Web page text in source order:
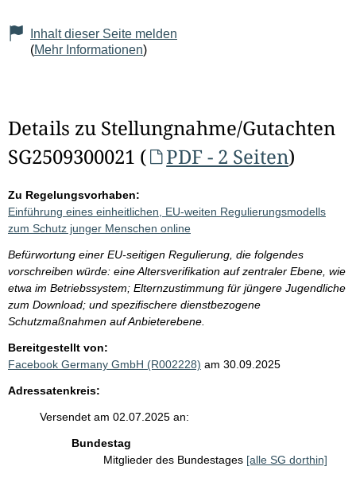
Inhalt dieser Seite melden
(Mehr Informationen)
Details zu Stellungnahme/Gutachten
SG2509300021 (
PDF - 2 Seiten)
Zu Regelungsvorhaben:
Einführung eines einheitlichen, EU-weiten Regulierungsmodells
zum Schutz junger Menschen online
Befürwortung einer EU-seitigen Regulierung, die folgendes
vorschreiben würde: eine Altersverifikation auf zentraler Ebene, wie
etwa im Betriebssystem; Elternzustimmung für jüngere Jugendliche
zum Download; und spezifischere dienstbezogene
Schutzmaßnahmen auf Anbieterebene.
Bereitgestellt von:
Facebook Germany GmbH (R002228) am 30.09.2025
Adressatenkreis:
Versendet am 02.07.2025 an:
Bundestag
Mitglieder des Bundestages [alle SG dorthin]